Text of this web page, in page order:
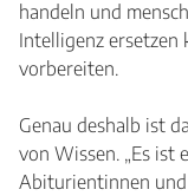
handeln und
Intelligenz ersetzen
vorbereiten.
Genau deshalb ist
von Wissen. „Es ist
Abiturientinnen